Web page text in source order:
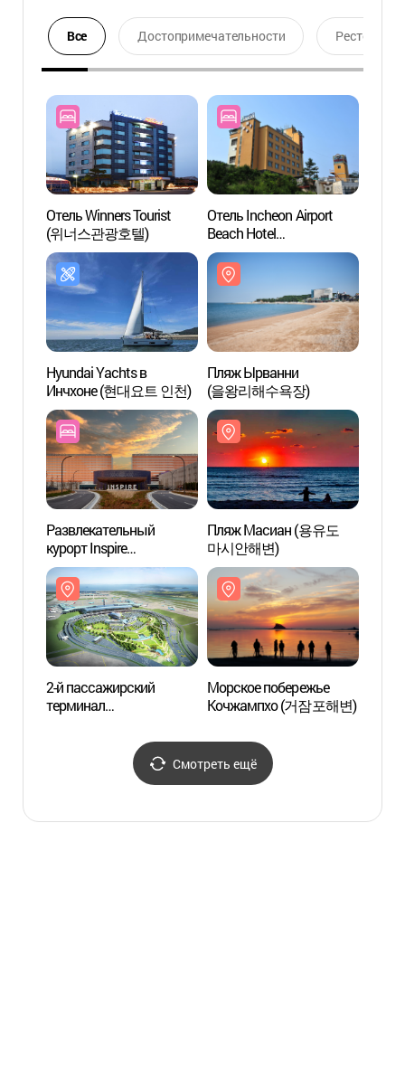
Все Достопримечательности Ресторан
Отель Winners Tourist
(위너스관광호텔)
Отель Incheon Airport
Beach Hotel
(인천공항비치호텔)
Hyundai Yachts в
Инчхоне (현대요트 인천)
Пляж Ырванни
(을왕리해수욕장)
Развлекательный
курорт Inspire
(인스파이어
엔터테인먼트 리조트)
Пляж Масиан (용유도
마시안해변)
2-й пассажирский
терминал
аэропорта Инчхон
제2여객터미널)
Морское побережье
Кочжампхо (거잠포해변)
Смотреть ещё